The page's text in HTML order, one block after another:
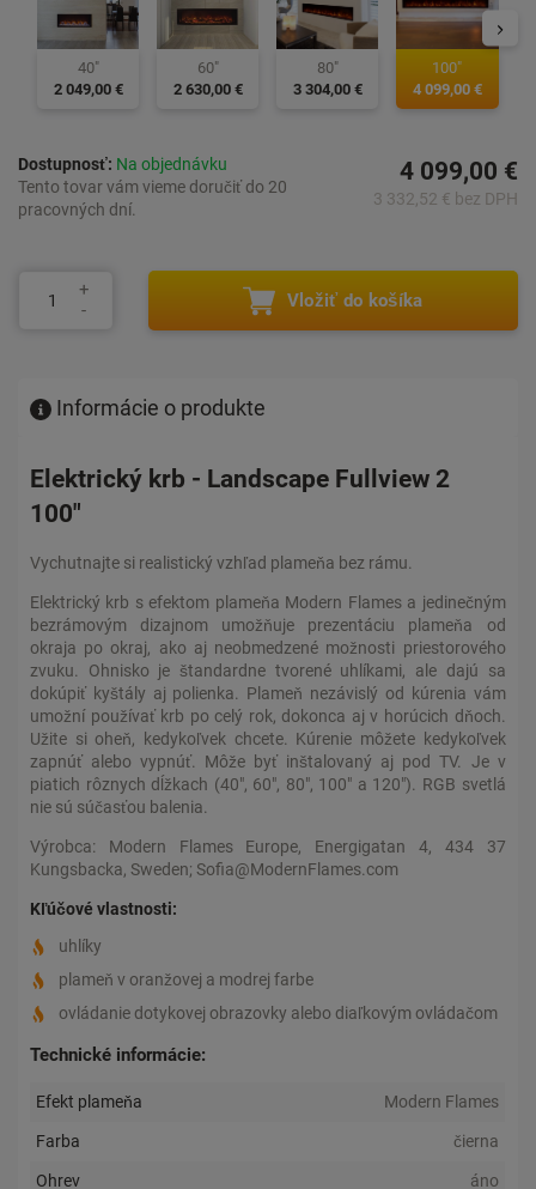
40"
2 049,00 €
60"
2 630,00 €
80"
3 304,00 €
100"
4 099,00 €
Dostupnosť: Na objednávku
Tento tovar vám vieme doručiť do 20
pracovných dní.
4 099,00 €
3 332,52 € bez DPH
Vložiť do košíka
Informácie o produkte
Elektrický krb - Landscape Fullview 2
100"
Vychutnajte si realistický vzhľad plameňa bez rámu.
Elektrický krb s efektom plameňa Modern Flames a jedinečným
bezrámovým dizajnom umožňuje prezentáciu plameňa od
okraja po okraj, ako aj neobmedzené možnosti priestorového
zvuku. Ohnisko je štandardne tvorené uhlíkami, ale dajú sa
dokúpiť kyštály aj polienka. Plameň nezávislý od kúrenia vám
umožní používať krb po celý rok, dokonca aj v horúcich dňoch.
Užite si oheň, kedykoľvek chcete. Kúrenie môžete kedykoľvek
zapnúť alebo vypnúť. Môže byť inštalovaný aj pod TV. Je v
piatich rôznych dĺžkach (40", 60", 80", 100" a 120"). RGB svetlá
nie sú súčasťou balenia.
Výrobca: Modern Flames Europe, Energigatan 4, 434 37
Kungsbacka, Sweden; Sofia@ModernFlames.com
Kľúčové vlastnosti:
uhlíky
plameň v oranžovej a modrej farbe
ovládanie dotykovej obrazovky alebo diaľkovým ovládačom
Technické informácie:
Efekt plameňa Modern Flames
Farba čierna
Ohrev áno